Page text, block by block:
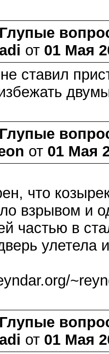
от 01 Мая
ставил
от 01 Мая
что
взрывом и
частью в
улетела
от 01 Мая